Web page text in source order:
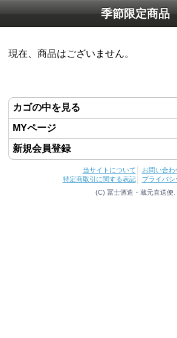
季節限定商品
現在、商品はございません。
カゴの中を見る
MYページ
新規会員登録
当サイトについて
お問い合わ
特定商取引に関する表記│
プライバシ
(C) 冨士酒造・蔵元直送便.